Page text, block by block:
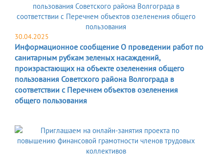
30.04.2025
Информационное сообщение О проведении работ по
санитарным рубкам зеленых насаждений,
произрастающих на объекте озеленения общего
пользования Советского района Волгограда в
соответствии с Перечнем объектов озеленения
общего пользования